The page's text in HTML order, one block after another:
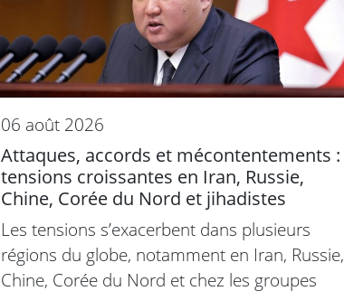
06 août 2026
Attaques, accords et mécontentements :
tensions croissantes en Iran, Russie,
Chine, Corée du Nord et jihadistes
Les tensions s’exacerbent dans plusieurs
régions du globe, notamment en Iran, Russie,
Chine, Corée du Nord et chez les groupes